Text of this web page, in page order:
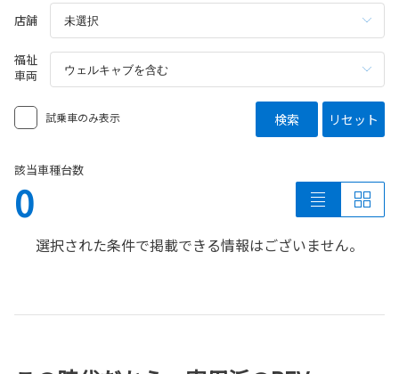
店舗
福祉
車両
試乗車のみ表示 検索 リセット
該当車種台数
0
選択された条件で掲載できる情報はございません。